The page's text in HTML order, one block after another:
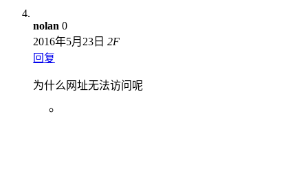
nolan 0
2016年5月23日 2F
回复
为什么网址无法访问呢